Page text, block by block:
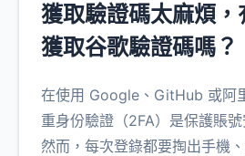
獲取驗證碼太麻煩，
獲取谷歌驗證碼嗎？
在使用 Google、GitHub 或阿
重身份驗證（2FA）是保護賬
然而，每次登錄都要掏出手機